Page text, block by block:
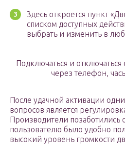
Здесь откроется пункт
списком доступных
выбрать и изменить в
Подключаться и
через телефон,
После удачной активации
вопросов является
Производители позаботились
пользователю было удобно
высокий уровень громкости